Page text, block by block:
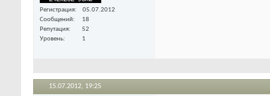
Регистрация
05.07.2012
Сообщений
18
Репутация
52
Уровень
1
15.07.2012, 19:25